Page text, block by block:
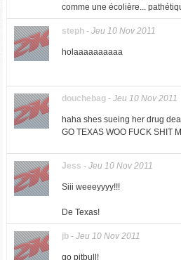
comme une écolière...
steph- Jeu 10 Nov 2011
holaaaaaaaaaa
douchebag- Jeu 10 Nov 2011
haha shes sueing her drug
GO TEXAS WOO FUCK SHIT
Jess - Jeu 10 Nov 2011
Siii weeeyyyy!!!
De Texas!
jb- Jeu 10 Nov 2011
go pitbull!